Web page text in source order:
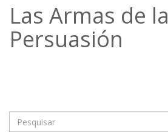
Las Armas de la
Persuasión